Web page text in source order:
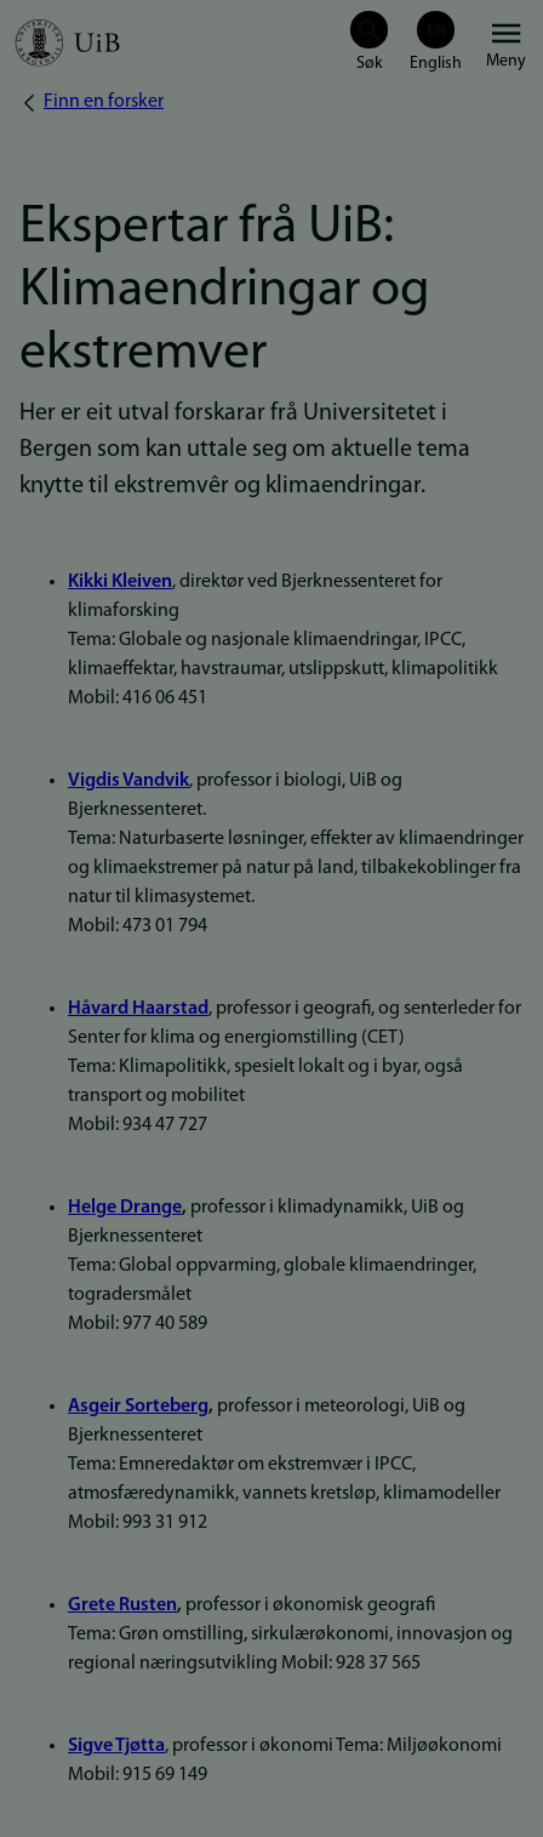
Hopp
Meny
Navigasjonssti
Finn en forsker
Ekspertar frå UiB:
Klimaendringar og
ekstremver
Her er eit utval forskarar frå Universitetet i
Bergen som kan uttale seg om aktuelle tema
knytte til ekstremvêr og klimaendringar.
Kikki Kleiven, direktør ved Bjerknessenteret for
klimaforsking
Tema: Globale og nasjonale klimaendringar, IPCC,
klimaeffektar, havstraumar, utslippskutt, klimapolitikk
Mobil: 416 06 451
Vigdis Vandvik, professor i biologi, UiB og
Bjerknessenteret.
Tema: Naturbaserte løsninger, effekter av klimaendringer
og klimaekstremer på natur på land, tilbakekoblinger fra
natur til klimasystemet.
Mobil: 473 01 794
Håvard Haarstad, professor i geografi, og senterleder for
Senter for klima og energiomstilling (CET)
Tema: Klimapolitikk, spesielt lokalt og i byar, også
transport og mobilitet
Mobil: 934 47 727
Helge Drange, professor i klimadynamikk, UiB og
Bjerknessenteret
Tema: Global oppvarming, globale klimaendringer,
togradersmålet
Mobil: 977 40 589
Asgeir Sorteberg, professor i meteorologi, UiB og
Bjerknessenteret
Tema: Emneredaktør om ekstremvær i IPCC,
atmosfæredynamikk, vannets kretsløp, klimamodeller
Mobil: 993 31 912
Grete Rusten, professor i økonomisk geografi
Tema: Grøn omstilling, sirkulærøkonomi, innovasjon og
regional næringsutvikling Mobil: 928 37 565
Sigve Tjøtta, professor i økonomi Tema: Miljøøkonomi
Mobil: 915 69 149